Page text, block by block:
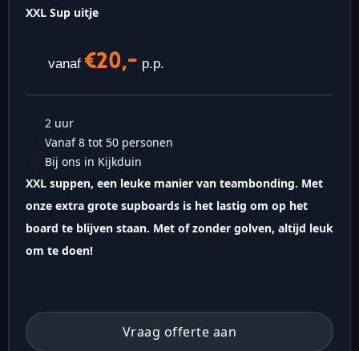
XXL Sup uitje
vanaf€20,- p.p.
2 uur
Vanaf 8 tot 50 personen
Bij ons in Kijkduin
XXL suppen, een leuke manier van teambonding. Met
onze extra grote supboards is het lastig om op het
board te blijven staan. Met of zonder golven, altijd leuk
om te doen!
Vraag offerte aan